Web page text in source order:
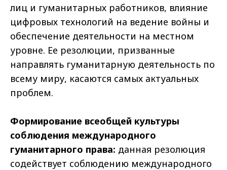
лиц и гуманитарных работников, влияние
цифровых технологий на ведение войны и
обеспечение деятельности на местном
уровне. Ее резолюции, призванные
направлять гуманитарную деятельность по
всему миру, касаются самых актуальных
проблем.
Формирование всеобщей культуры
соблюдения международного
гуманитарного права: данная резолюция
содействует соблюдению международного